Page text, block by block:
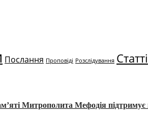
Послання Проповіді Розслідування Статті
Митрополита Мефодія